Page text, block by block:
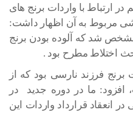
در ارتباط با واردات برنج های
مربوط به آن اظهار داشت:
شد که آلوده بودن برنج
اختلاط مطرح بود .
برنج فرزند نارسی بود که از
ما در دوره جدید در
انعقاد قرارداد واردات این